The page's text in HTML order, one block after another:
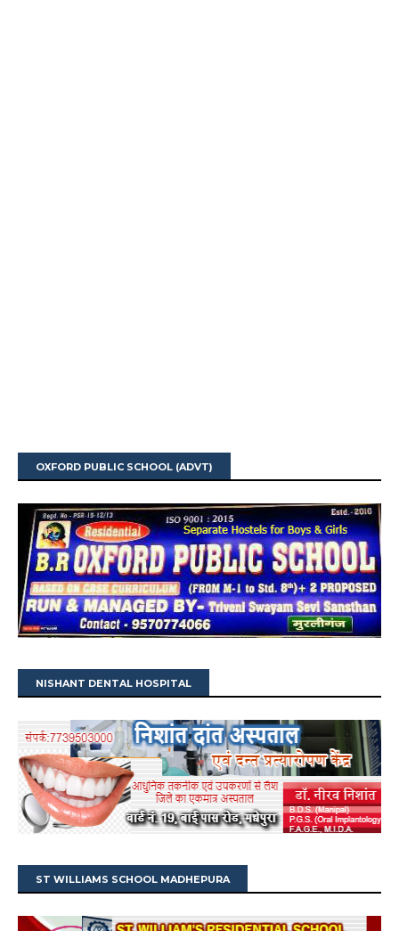
OXFORD PUBLIC SCHOOL (ADVT)
NISHANT DENTAL HOSPITAL
ST WILLIAMS SCHOOL MADHEPURA